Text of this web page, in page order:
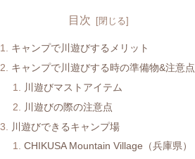
目次
キャンプで川遊びするメリット
キャンプで川遊びする時の準備物&注意点
川遊びマストアイテム
川遊びの際の注意点
川遊びできるキャンプ場
CHIKUSA Mountain Village（兵庫県）